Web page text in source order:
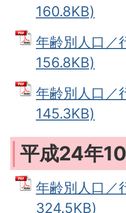
160.8KB)
年齢別人口／
156.8KB)
年齢別人口／
145.3KB)
平成24年
年齢別人口／
324.5KB)